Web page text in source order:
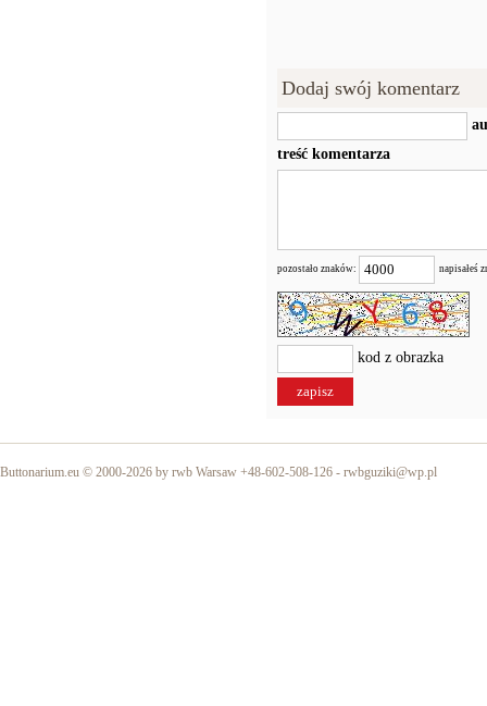
Dodaj swój komentarz
treść komentarza
pozostało znaków: napisałeś
kod z obrazka
Buttonarium.eu © 2000-2026 by rwb Warsaw +48-602-508-126 - rwbguziki@wp.pl